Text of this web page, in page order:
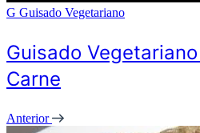
G Guisado Vegetariano
Guisado
Carne
Anterior